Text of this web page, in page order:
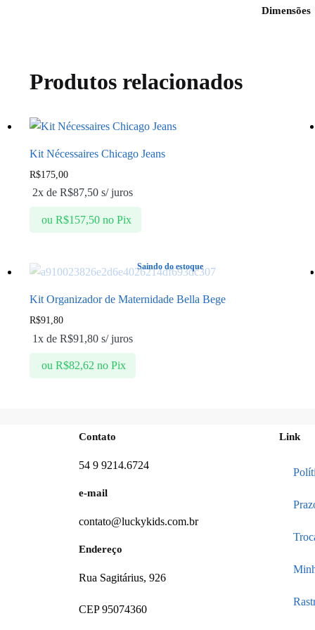
Dimensões
Produtos relacionados
Kit Nécessaires Chicago Jeans
R$175,00
ou R$157,50 no Pix
2x de R$87,50s/ juros
Saindo do estoque
Kit Organizador de Maternidade Bella Bege
R$91,80
ou R$82,62 no Pix
1x de R$91,80s/ juros
Contato
54 9 9214.6724
e-mail
contato@luckykids.com.br
Endereço
Rua Sagitárius, 926
CEP 95074360
Link